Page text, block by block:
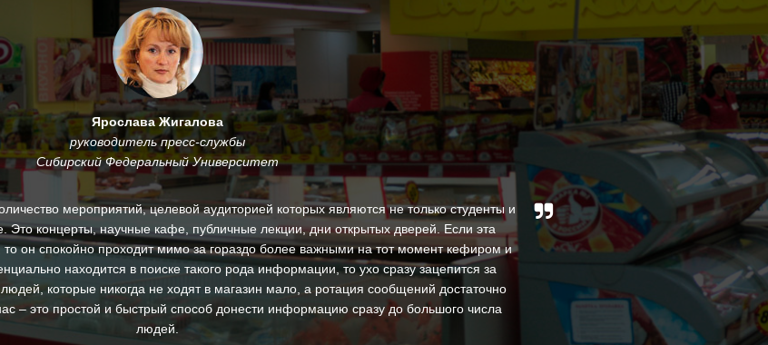
Ярослава Жигалова
руководитель пресс-службы
Сибирский Федеральный Университет
мероприятий, целевой аудиторией которых являются не только студенты и
Это концерты, научные кафе, публичные лекции, дни открытых дверей. Если эта
он спокойно проходит мимо за гораздо более важными на тот момент кефиром и
находится в поиске такого рода информации, то ухо сразу зацепится за
которые никогда не ходят в магазин мало, а ротация сообщений достаточно
– это простой и быстрый способ донести информацию сразу до большого числа
людей.
За время нашей
высокими
квалифицированы и
В процессе своей
оперативность в